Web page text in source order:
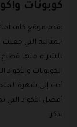
كوبونات
يقدم موقع كاف
المثالية التي
للشراء منها
الكوبونات
أدت إلى شهرة
أفضل الأكواد
نذكر: